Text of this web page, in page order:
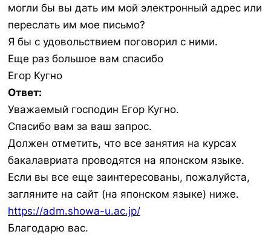
могли бы вы дать им мой электронный адрес или
переслать им мое письмо?
Я бы с удовольствием поговорил с ними.
Еще раз большое вам спасибо
Егор Кугно
Ответ:
Уважаемый господин Егор Кугно.
Спасибо вам за ваш запрос.
Должен отметить, что все занятия на курсах
бакалавриата проводятся на японском языке.
Если вы все еще заинтересованы, пожалуйста,
загляните на сайт (на японском языке) ниже.
https://adm.showa-u.ac.jp/
Благодарю вас.